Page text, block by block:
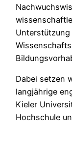
Dabei setzen
langjährige
Kieler
Hochschule